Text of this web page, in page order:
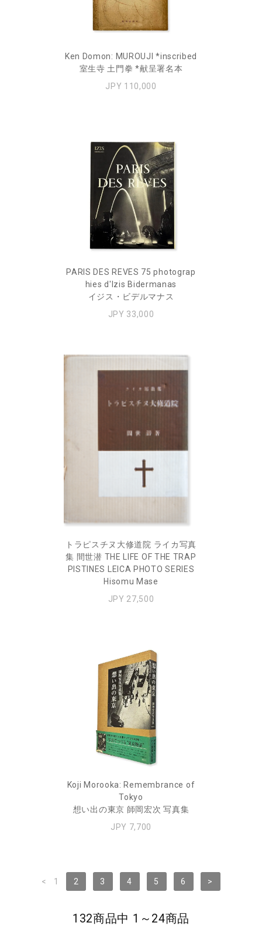
Ken Domon: MUROUJI *inscribed
室生寺 土門拳 *献呈署名本
JPY 110,000
PARIS DES REVES 75 photograp
hies d'Izis Bidermanas
イジス・ビデルマナス
JPY 33,000
トラピスチヌ大修道院 ライカ写真
集 間世潜 THE LIFE OF THE TRAP
PISTINES LEICA PHOTO SERIES
Hisomu Mase
JPY 27,500
Koji Morooka: Remembrance of
Tokyo
想い出の東京 師岡宏次 写真集
JPY 7,700
< 1 2 3 4 5 6 >
132商品中 1～24商品